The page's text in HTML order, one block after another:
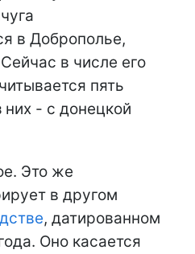
в Доброполье,
в числе его
пять
- с донецкой
Это же
в другом
, датированном
Оно касается